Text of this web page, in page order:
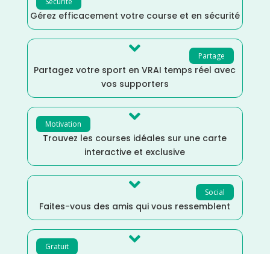
Gérez efficacement votre course et en sécurité
Partage

Partagez votre sport en VRAI temps réel avec
vos supporters
Motivation 
Trouvez les courses idéales sur une carte
interactive et exclusive
Social

Faites-vous des amis qui vous ressemblent
Gratuit 